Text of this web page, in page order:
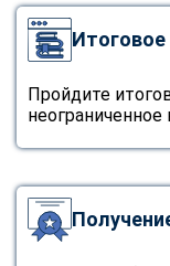
Итоговое
Пройдите